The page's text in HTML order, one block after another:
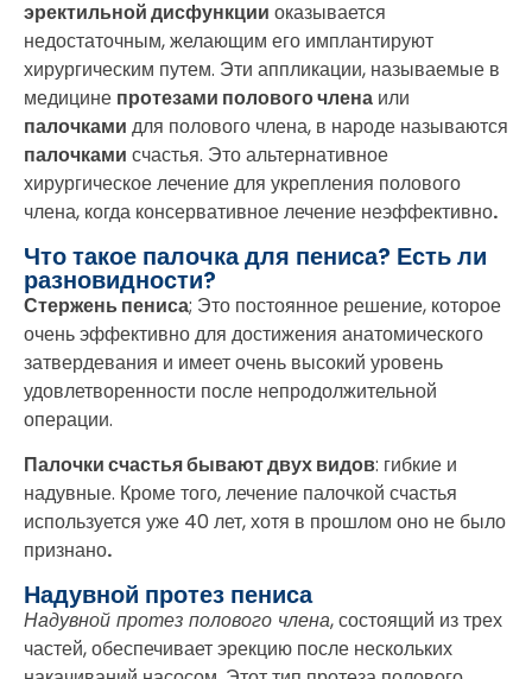
эректильной дисфункции оказывается
недостаточным, желающим его имплантируют
хирургическим путем. Эти аппликации, называемые в
медицине протезами полового члена или
палочками для полового члена, в народе называются
палочками счастья. Это альтернативное
хирургическое лечение для укрепления полового
члена, когда консервативное лечение неэффективно.
Что такое палочка для пениса? Есть ли
разновидности?
Стержень пениса; Это постоянное решение, которое
очень эффективно для достижения анатомического
затвердевания и имеет очень высокий уровень
удовлетворенности после непродолжительной
операции.
Палочки счастья бывают двух видов: гибкие и
надувные. Кроме того, лечение палочкой счастья
используется уже 40 лет, хотя в прошлом оно не было
признано.
Надувной протез пениса
Надувной протез полового члена, состоящий из трех
частей, обеспечивает эрекцию после нескольких